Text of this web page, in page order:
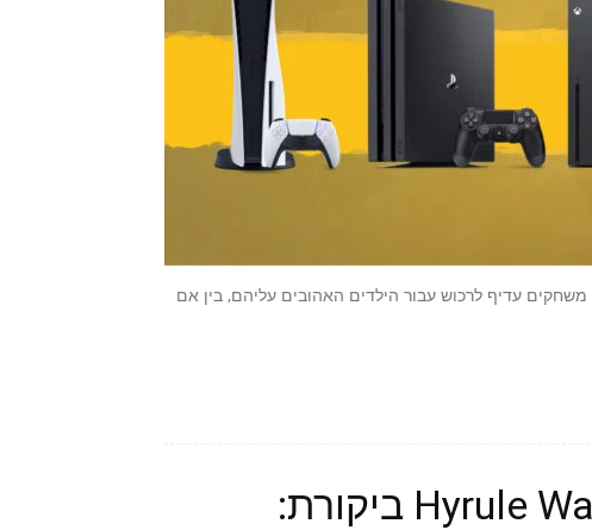
עדיף לרכוש עבור הילדים האהובים עליהם, בין אם
Hyrule Warriors: Age of Calamity ביקורת: